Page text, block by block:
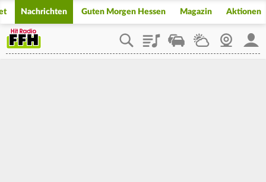
Nachrichten Guten Morgen Hessen Magazin Aktionen
PlaylistStaupilotWetterWebcam